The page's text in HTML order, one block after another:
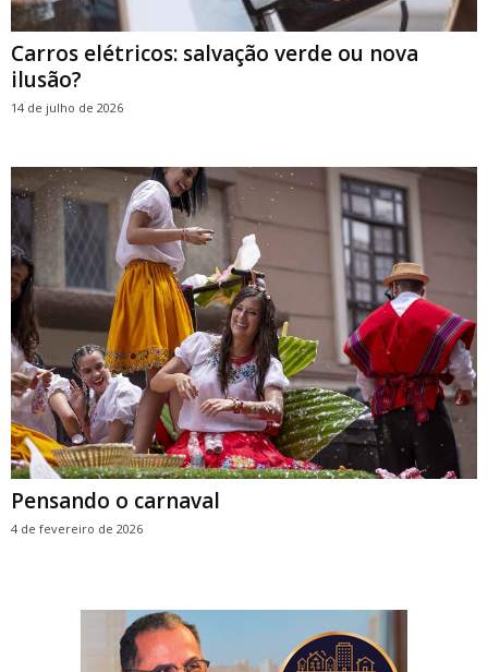
Carros elétricos: salvação verde ou nova
ilusão?
14 de julho de 2026
Pensando o carnaval
4 de fevereiro de 2026